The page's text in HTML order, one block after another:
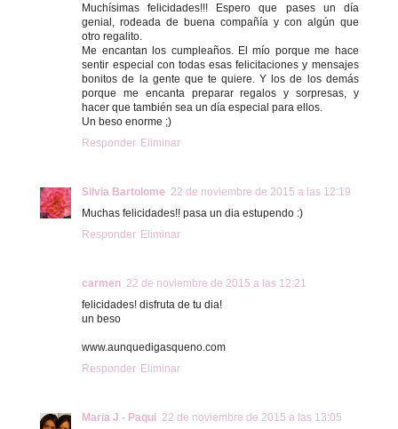
Muchísimas felicidades!!! Espero que pases un día
genial, rodeada de buena compañía y con algún que
otro regalito.
Me encantan los cumpleaños. El mío porque me hace
sentir especial con todas esas felicitaciones y mensajes
bonitos de la gente que te quiere. Y los de los demás
porque me encanta preparar regalos y sorpresas, y
hacer que también sea un día especial para ellos.
Un beso enorme ;)
Responder Eliminar
Silvia Bartolome 22 de noviembre de 2015 a las 12:19
Muchas felicidades!! pasa un dia estupendo :)
Responder Eliminar
carmen 22 de noviembre de 2015 a las 12:21
felicidades! disfruta de tu dia!
un beso
www.aunquedigasqueno.com
Responder Eliminar
Maria J - Paqui 22 de noviembre de 2015 a las 13:05